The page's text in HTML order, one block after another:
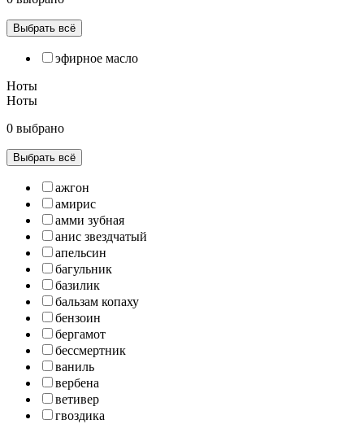
Выбрать всё
эфирное масло
Ноты
Ноты
0 выбрано
Выбрать всё
ажгон
амирис
амми зубная
анис звездчатый
апельсин
багульник
базилик
бальзам копаху
бензоин
бергамот
бессмертник
ваниль
вербена
ветивер
гвоздика